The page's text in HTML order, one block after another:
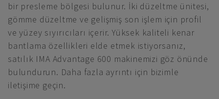
bir presleme bölgesi bulunur. İki düzeltme ünitesi,
gömme düzeltme ve gelişmiş son işlem için profil
ve yüzey sıyırıcıları içerir. Yüksek kaliteli kenar
bantlama özellikleri elde etmek istiyorsanız,
satılık IMA Advantage 600 makinemizi göz önünde
bulundurun. Daha fazla ayrıntı için bizimle
iletişime geçin.